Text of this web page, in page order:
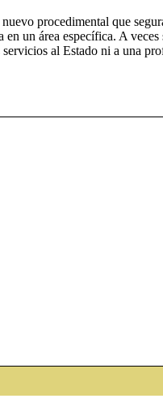
procedimental que
un área específica. A
al Estado ni a una